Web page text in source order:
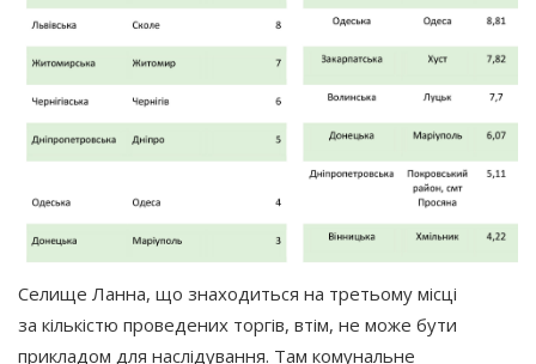
Селище Ланна, що знаходиться на третьому місці
за кількістю проведених торгів, втім, не може бути
прикладом для наслідування. Там комунальне